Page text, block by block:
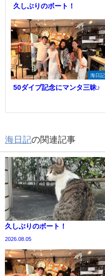
久しぶりのボート！
海日記
50ダイブ記念にマンタ三昧♪
海日記の関連記事
久しぶりのボート！
2026.08.05